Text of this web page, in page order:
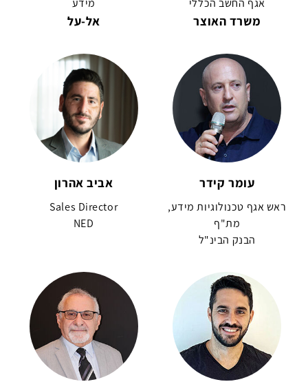
אגף החשב הכללי
משרד האוצר
מידע
אל-על
עומר קידר
ראש אגף טכנולוגיות מידע,
מת"ף
הבנק הבינ"ל
אביב אהרון
Sales Director
NED